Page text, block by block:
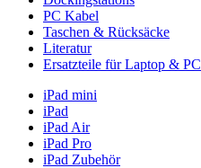
PC Kabel
Taschen & Rücksäcke
Literatur
Ersatzteile für Laptop & PC
iPad mini
iPad
iPad Air
iPad Pro
iPad Zubehör